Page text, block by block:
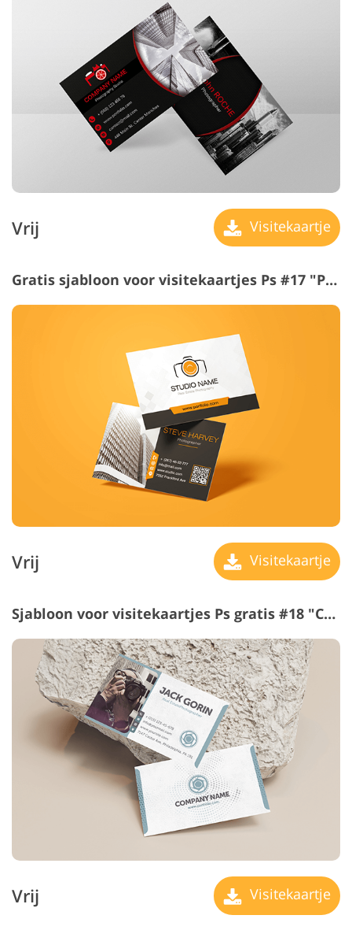
Vrij Visitekaartje
Gratis sjabloon voor visitekaartjes Ps #17 "Professional Shooting"
Vrij Visitekaartje
Sjabloon voor visitekaartjes Ps gratis #18 "Chattels Rea"
Vrij Visitekaartje